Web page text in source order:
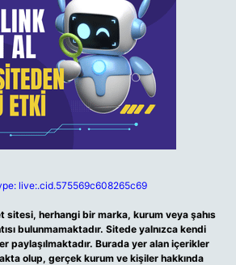
live:.cid.575569c608265c69
sitesi, herhangi bir marka, kurum veya şahıs
bulunmamaktadır. Sitede yalnızca kendi
paylaşılmaktadır. Burada yer alan içerikler
olup, gerçek kurum ve kişiler hakkında